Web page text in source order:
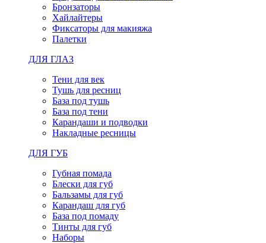
Бронзаторы
Хайлайтеры
Фиксаторы для макияжа
Палетки
ДЛЯ ГЛАЗ
Тени для век
Тушь для ресниц
База под тушь
База под тени
Карандаши и подводки
Накладные ресницы
ДЛЯ ГУБ
Губная помада
Блески для губ
Бальзамы для губ
Карандаш для губ
База под помаду
Тинты для губ
Наборы